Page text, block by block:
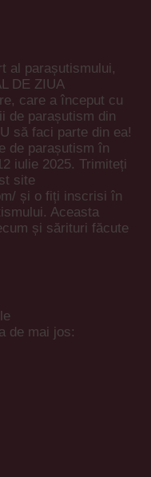
al parașutismului,
DE ZIUA
care a început cu
de parașutism din
să faci parte din ea!
de parașutism în
iulie 2025. Trimiteți
site
și o fiți inscrisi în
Aceasta
și sărituri făcute
de mai jos: